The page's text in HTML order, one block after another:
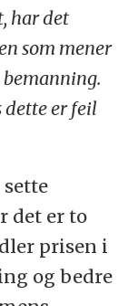
har det
som mener
dette er feil
det er to
prisen i
og bedre